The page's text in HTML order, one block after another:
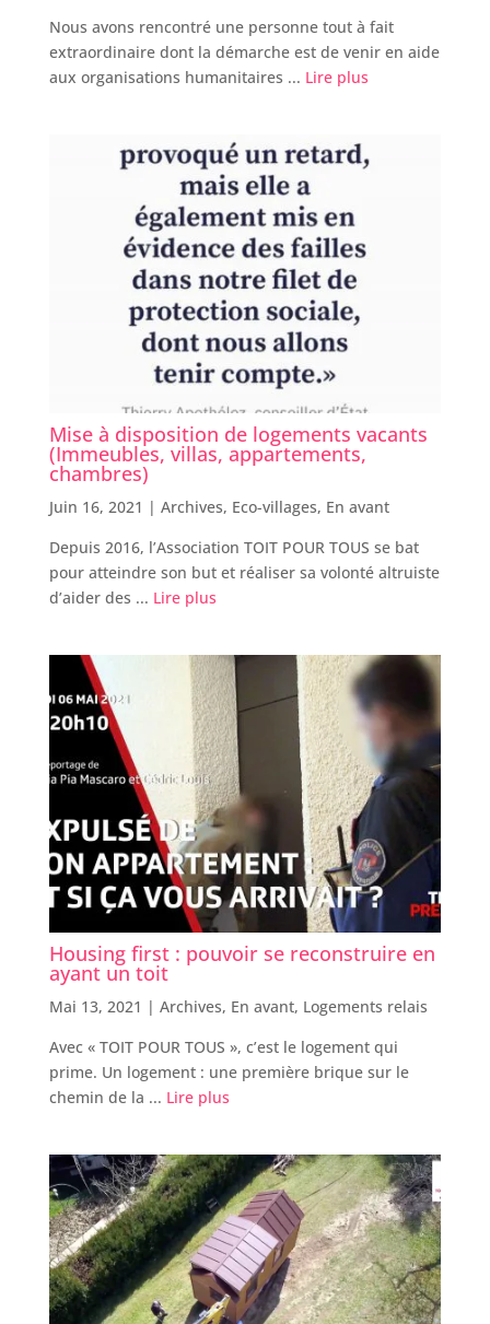
Nous avons rencontré une personne tout à fait
extraordinaire dont la démarche est de venir en aide
aux organisations humanitaires ... Lire plus
Mise à disposition de logements vacants
(Immeubles, villas, appartements,
chambres)
Juin 16, 2021 | Archives, Eco-villages, En avant
Depuis 2016, l’Association TOIT POUR TOUS se bat
pour atteindre son but et réaliser sa volonté altruiste
d’aider des ... Lire plus
Housing first : pouvoir se reconstruire en
ayant un toit
Mai 13, 2021 | Archives, En avant, Logements relais
Avec « TOIT POUR TOUS », c’est le logement qui
prime. Un logement : une première brique sur le
chemin de la ... Lire plus